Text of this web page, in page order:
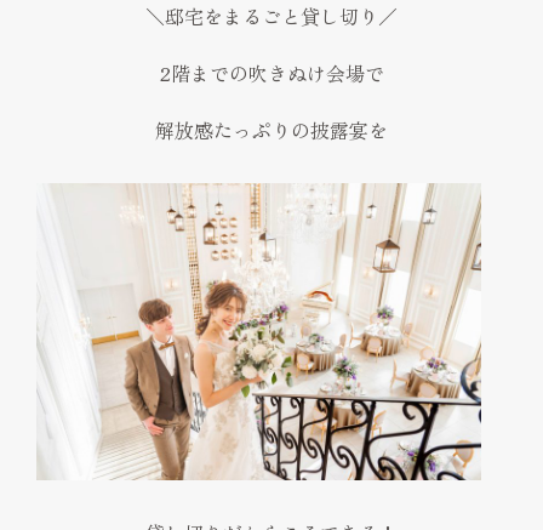
＼邸宅をまるごと貸し切り／
2階までの吹きぬけ会場で
解放感たっぷりの披露宴を